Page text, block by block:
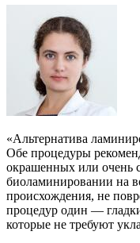
«Альтернатива
Обе процедуры
окрашенных или очень
биоламинировании на
происхождения, не
процедур один —
которые не требуют